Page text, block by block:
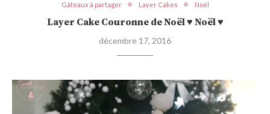
Gâteaux à partager Layer Cakes Noël
Layer Cake Couronne de Noël ♥ Noël ♥
décembre 17, 2016